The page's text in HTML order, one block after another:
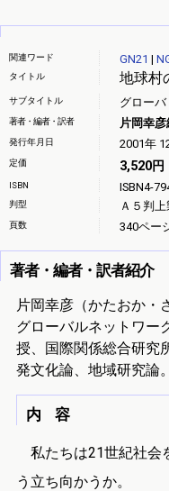
関連ワード GN21 |
地球村
タイトル
サブタイトル グロー
著者・編者・訳者 片岡幸彦
発行年月日 2001年
定価 3,520円
ISBN ISBN4-
判型 Ａ５判上
頁数 340ペー
著者・編者・訳者紹介
片岡幸彦（かたおか・
グローバルネットワー
授、国際関係総合研究
発文化論、地域研究論。
内 容
私たちは21世紀社会
う立ち向かうか。